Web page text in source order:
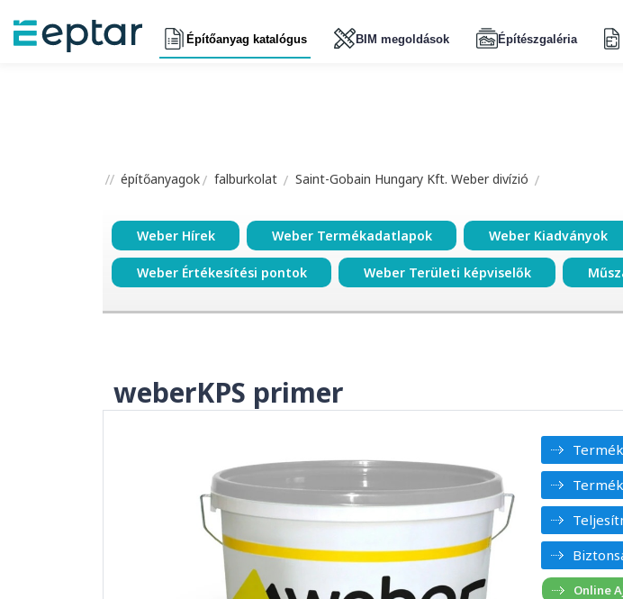
Építőanyag katalógus BIM megoldások Építészgaléria
építőanyagok falburkolat Saint-Gobain Hungary Kft. Weber divízió
Weber Hírek Weber Termékadatlapok Weber Kiadványok
Weber Értékesítési pontok Weber Területi képviselők
weberKPS primer